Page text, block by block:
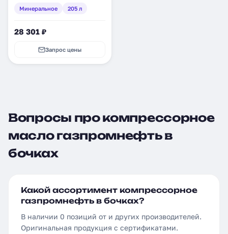
(2389906688)
Минеральное 205 л
28 301 ₽
Запрос цены
Вопросы про компрессорное
масло газпромнефть в
бочках
Какой ассортимент компрессорное
газпромнефть в бочках?
В наличии 0 позиций от и других производителей.
Оригинальная продукция с сертификатами.